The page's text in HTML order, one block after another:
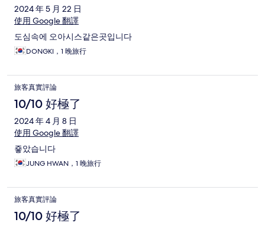
2024 年 5 月 22 日
使用 Google 翻譯
도심속에 오아시스같은곳입니다
DONGKI，1 晚旅行
旅客真實評論
10/10 好極了
2024 年 4 月 8 日
使用 Google 翻譯
죻았습니다
JUNG HWAN，1 晚旅行
旅客真實評論
10/10 好極了